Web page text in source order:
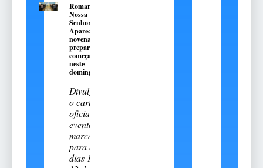
Romaria de
Nossa
Senhora
Aparecida:
novena
preparatória
começa
neste
domingo, 9
Divulgado
o cartal
oficial do
evento
marcado
para os
dias 11 e